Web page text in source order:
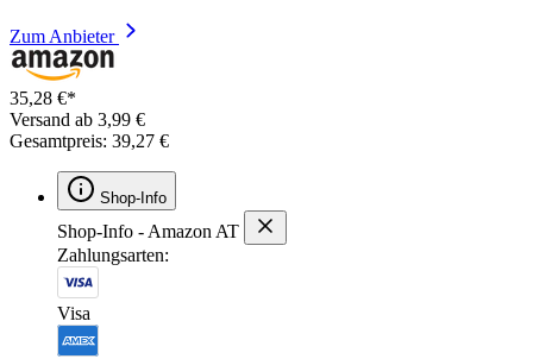
Zum Anbieter
35,28 €*
Versand ab 3,99 €
Gesamtpreis: 39,27 €
Shop-Info
Shop-Info - Amazon AT
Zahlungsarten:
Visa